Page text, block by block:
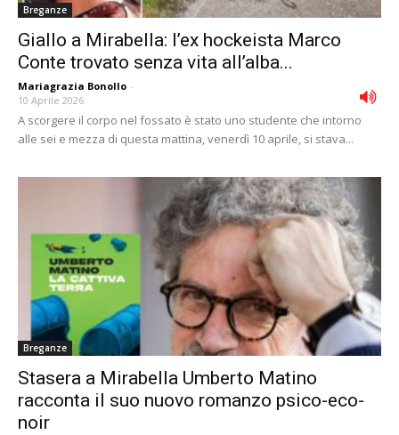
Breganze
Giallo a Mirabella: l’ex hockeista Marco
Conte trovato senza vita all’alba...
Mariagrazia Bonollo -
10 Aprile 2026
A scorgere il corpo nel fossato è stato uno studente che intorno
alle sei e mezza di questa mattina, venerdì 10 aprile, si stava...
Breganze
Stasera a Mirabella Umberto Matino
racconta il suo nuovo romanzo psico-eco-
noir